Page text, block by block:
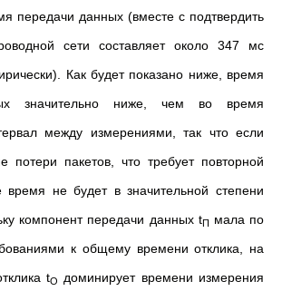
передачи данных (вместе с подтвердить
сети составляет около 347 мс
Как будет показано ниже, время
значительно ниже, чем во время
между измерениями, так что если
потери пакетов, что требует повторной
не будет в значительной степени
компонент передачи данных tП мала по
к общему времени отклика, на
tО
доминирует времени измерения